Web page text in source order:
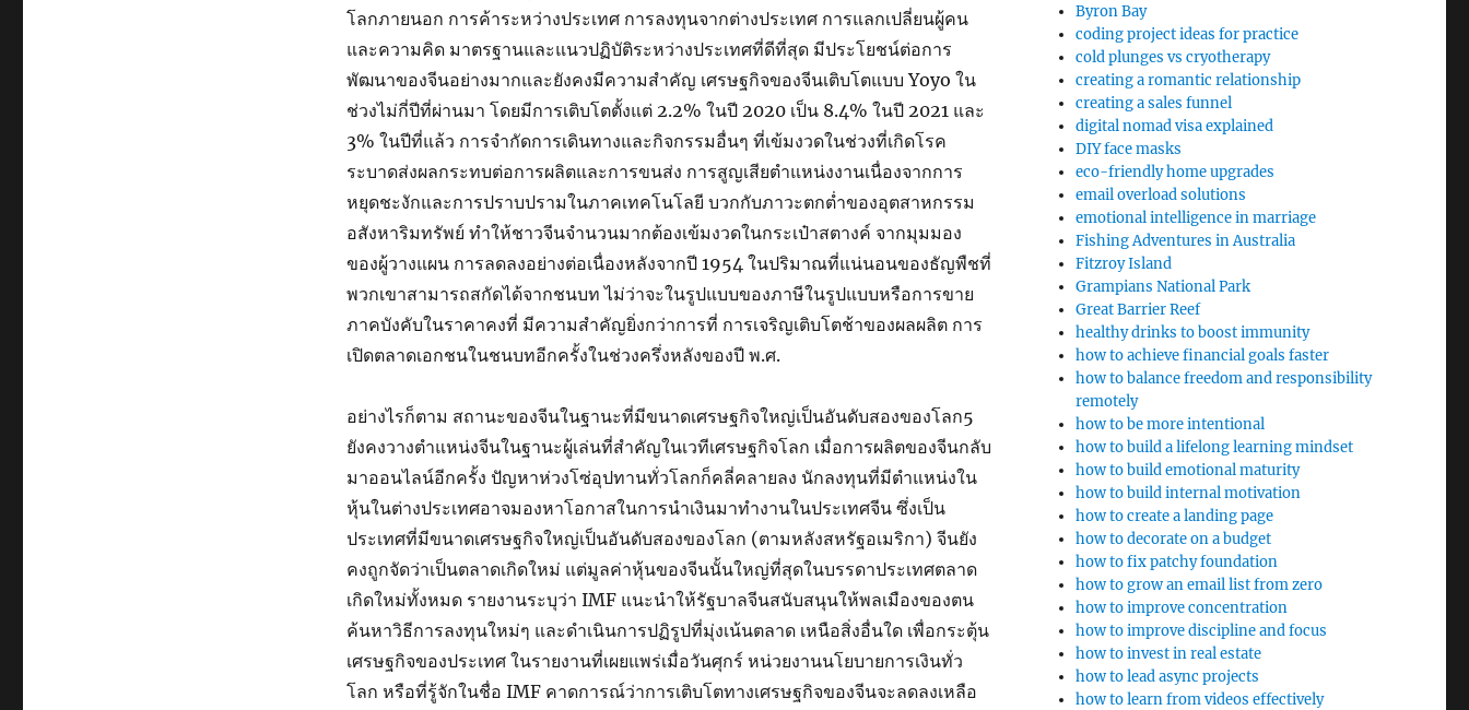
โลกภายนอก การค้าระหว่างประเทศ การลงทุนจากต่างประเทศ การแลกเปลี่ยนผู้คน
และความคิด มาตรฐานและแนวปฏิบัติระหว่างประเทศที่ดีที่สุด มีประโยชน์ต่อการ
พัฒนาของจีนอย่างมากและยังคงมีความสำคัญ เศรษฐกิจของจีนเติบโตแบบ Yoyo ใน
ช่วงไม่กี่ปีที่ผ่านมา โดยมีการเติบโตตั้งแต่ 2.2% ในปี 2020 เป็น 8.4% ในปี 2021 และ
3% ในปีที่แล้ว การจำกัดการเดินทางและกิจกรรมอื่นๆ ที่เข้มงวดในช่วงที่เกิดโรค
ระบาดส่งผลกระทบต่อการผลิตและการขนส่ง การสูญเสียตำแหน่งงานเนื่องจากการ
หยุดชะงักและการปราบปรามในภาคเทคโนโลยี บวกกับภาวะตกต่ำของอุตสาหกรรม
อสังหาริมทรัพย์ ทำให้ชาวจีนจำนวนมากต้องเข้มงวดในกระเป๋าสตางค์ จากมุมมอง
ของผู้วางแผน การลดลงอย่างต่อเนื่องหลังจากปี 1954 ในปริมาณที่แน่นอนของธัญพืชที่
พวกเขาสามารถสกัดได้จากชนบท ไม่ว่าจะในรูปแบบของภาษีในรูปแบบหรือการขาย
ภาคบังคับในราคาคงที่ มีความสำคัญยิ่งกว่าการที่ การเจริญเติบโตช้าของผลผลิต การ
เปิดตลาดเอกชนในชนบทอีกครั้งในช่วงครึ่งหลังของปี พ.ศ.
อย่างไรก็ตาม สถานะของจีนในฐานะที่มีขนาดเศรษฐกิจใหญ่เป็นอันดับสองของโลก5
ยังคงวางตำแหน่งจีนในฐานะผู้เล่นที่สำคัญในเวทีเศรษฐกิจโลก เมื่อการผลิตของจีนกลับ
มาออนไลน์อีกครั้ง ปัญหาห่วงโซ่อุปทานทั่วโลกก็คลี่คลายลง นักลงทุนที่มีตำแหน่งใน
หุ้นในต่างประเทศอาจมองหาโอกาสในการนำเงินมาทำงานในประเทศจีน ซึ่งเป็น
ประเทศที่มีขนาดเศรษฐกิจใหญ่เป็นอันดับสองของโลก (ตามหลังสหรัฐอเมริกา) จีนยัง
คงถูกจัดว่าเป็นตลาดเกิดใหม่ แต่มูลค่าหุ้นของจีนนั้นใหญ่ที่สุดในบรรดาประเทศตลาด
เกิดใหม่ทั้งหมด รายงานระบุว่า IMF แนะนำให้รัฐบาลจีนสนับสนุนให้พลเมืองของตน
ค้นหาวิธีการลงทุนใหม่ๆ และดำเนินการปฏิรูปที่มุ่งเน้นตลาด เหนือสิ่งอื่นใด เพื่อกระตุ้น
เศรษฐกิจของประเทศ ในรายงานที่เผยแพร่เมื่อวันศุกร์ หน่วยงานนโยบายการเงินทั่ว
โลก หรือที่รู้จักในชื่อ IMF คาดการณ์ว่าการเติบโตทางเศรษฐกิจของจีนจะลดลงเหลือ
Byron Bay
coding project ideas for practice
cold plunges vs cryotherapy
creating a romantic relationship
creating a sales funnel
digital nomad visa explained
DIY face masks
eco-friendly home upgrades
email overload solutions
emotional intelligence in marriage
Fishing Adventures in Australia
Fitzroy Island
Grampians National Park
Great Barrier Reef
healthy drinks to boost immunity
how to achieve financial goals faster
how to balance freedom and responsibility
remotely
how to be more intentional
how to build a lifelong learning mindset
how to build emotional maturity
how to build internal motivation
how to create a landing page
how to decorate on a budget
how to fix patchy foundation
how to grow an email list from zero
how to improve concentration
how to improve discipline and focus
how to invest in real estate
how to lead async projects
how to learn from videos effectively